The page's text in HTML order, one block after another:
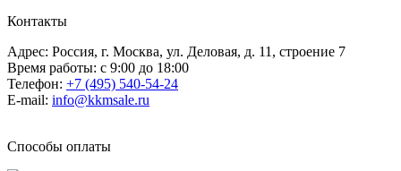
Контакты
Адрес: Россия, г. Москва, ул. Деловая, д. 11, строение 7
Время работы: с 9:00 до 18:00
Телефон: +7 (495) 540-54-24
E-mail: info@kkmsale.ru
Способы оплаты